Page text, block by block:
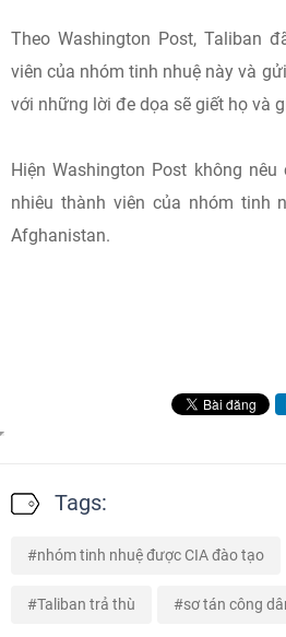
Theo Washington Post, Taliban
viên của nhóm tinh nhuệ này và
với những lời đe dọa sẽ giết họ và
Hiện Washington Post không
nhiêu thành viên của nhóm tinh
Afghanistan.
Tags:
nhóm tinh nhuệ được CIA đào tạo
Taliban trả thù sơ tán công